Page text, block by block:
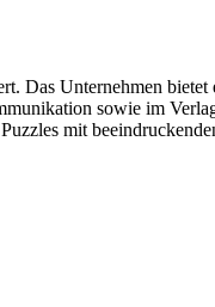
Das Unternehmen
sowie im
mit